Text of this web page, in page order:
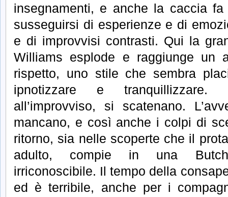
insegnamenti, e anche la caccia
susseguirsi di esperienze e di
e di improvvisi contrasti. Qui la
Williams esplode e raggiunge un
rispetto, uno stile che sembra
ipnotizzare e
all’improvviso, si scatenano.
mancano, e così anche i colpi di
ritorno, sia nelle scoperte che il
adulto, compie in una
irriconoscibile. Il tempo della
ed è terribile, anche per i